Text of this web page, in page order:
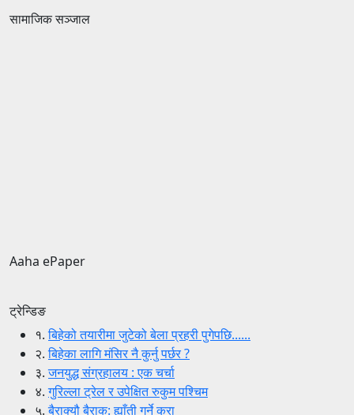
सामाजिक सञ्जाल
Aaha ePaper
ट्रेन्डिङ
१.बिहेको तयारीमा जुटेको बेला प्रहरी पुगेपछि......
२.बिहेका लागि मंसिर नै कुर्नु पर्छर ?
३.जनयुद्ध संग्रहालय : एक चर्चा
४.गुरिल्ला ट्रेल र उपेक्षित रुकुम पश्चिम
५.बैराक्यौ बैराक: ह्याँती गर्ने कुरा